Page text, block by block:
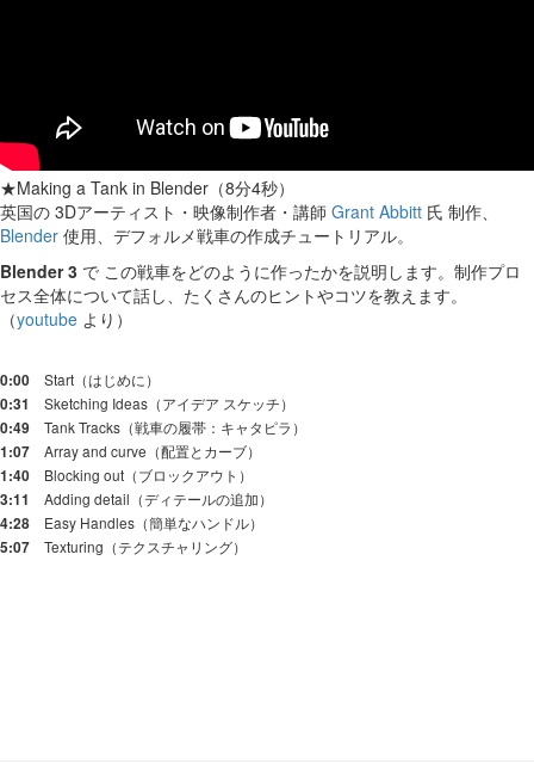
★Making a Tank in Blender（8分4秒）
英国の 3Dアーティスト・映像制作者・講師 Grant Abbitt 氏 制作、
Blender 使用、デフォルメ戦車の作成チュートリアル。
Blender 3 で この戦車をどのように作ったかを説明します。制作プロ
セス全体について話し、たくさんのヒントやコツを教えます。
（youtube より）
0:00 Start（はじめに）
0:31
Sketching Ideas（アイデア スケッチ）
0:49 Tank Tracks（戦車の履帯：キャタピラ）
1:07 Array and curve（配置とカーブ）
1:40 Blocking out（ブロックアウト）
3:11
Adding detail（ディテールの追加）
4:28 Easy Handles（簡単なハンドル）
5:07 Texturing（テクスチャリング）